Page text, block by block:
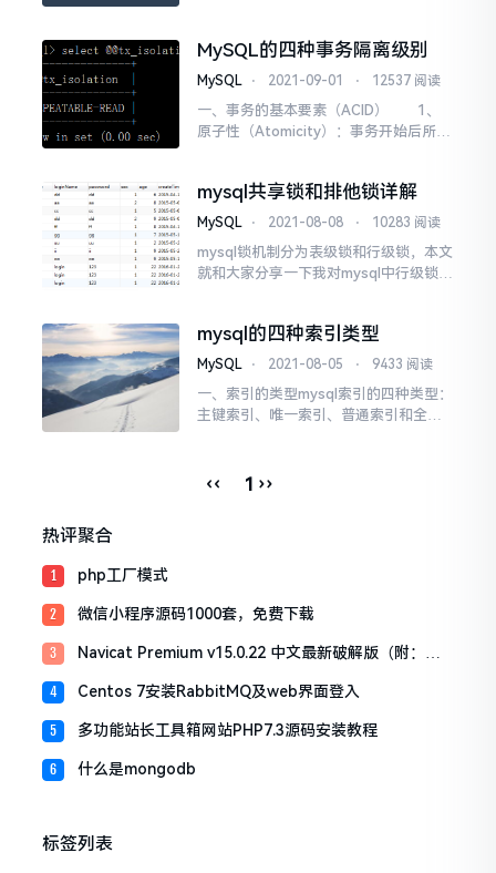
博主深有体会。今天我们就来谈谈并发
场景中经常被问及的一个问题：mysql和
库大多数情况下都是用户并发访问最薄
弱的环节，所以，智...
MySQL的四种事务隔离级别
MySQL ⋅ 2021-09-01 ⋅ 12537 阅读
一、事务的基本要素（ACID） 1、
原子性（Atomicity）：事务开始后所有
中出错，会回滚到事务开始前的状态，
所有的操作就像没有发生一样。也就是
学中学过的原子，是物质构成的基本单
位。 &nb...
mysql共享锁和排他锁详解
MySQL ⋅ 2021-08-08 ⋅ 10283 阅读
mysql锁机制分为表级锁和行级锁，本文
就和大家分享一下我对mysql中行级锁中
顾名思义，共享锁就是多个事务对于同
一数据可以共享一把锁，都能访问到...
mysql的四种索引类型
MySQL ⋅ 2021-08-05 ⋅ 9433 阅读
一、索引的类型mysql索引的四种类型：
主键索引、唯一索引、普通索引和全文
抗压能力。索引优化时mysql中的一种优
‹‹ 1 ››
热评聚合
1 php工厂模式
2 微信小程序源码1000套，免费下载
3
Navicat Premium v15.0.22 中文最新破解版（附：激
4 Centos 7安装RabbitMQ及web界面登入
5 多功能站长工具箱网站PHP7.3源码安装教程
6 什么是mongodb
标签列表